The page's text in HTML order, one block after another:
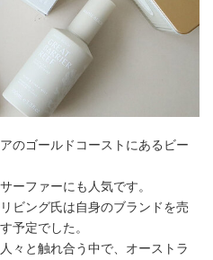
のゴールドコーストにあるビー
ーファーにも人気です。
ビング氏は自身のブランドを売
予定でした。
々と触れ合う中で、オーストラ